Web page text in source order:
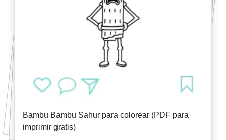
Bambu Bambu Sahur para colorear (PDF para
imprimir gratis)